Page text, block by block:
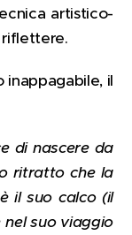
artistico-
riflettere.
inappagabile, il
di nascere da
ritratto che la
il suo calco (il
suo viaggio